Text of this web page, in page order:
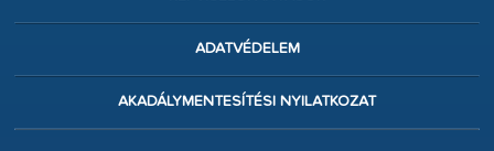
ADATVÉDELEM
AKADÁLYMENTESÍTÉSI NYILATKOZAT